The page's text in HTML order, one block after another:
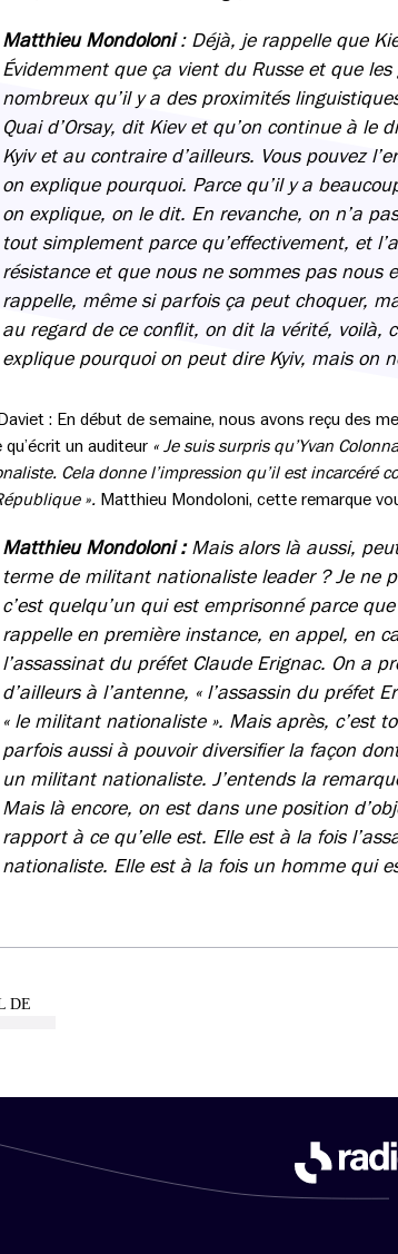
Matthieu Mondoloni: Déjà, je rappelle que
Évidemment que ça vient du Russe et que
nombreux qu’il y a des proximités
Quai d’Orsay, dit Kiev et qu’on continue à le
Kyiv et au contraire d’ailleurs. Vous pouvez
on explique pourquoi. Parce qu’il y a
on explique, on le dit. En revanche, on n’a
tout simplement parce qu’effectivement, et
résistance et que nous ne sommes pas nous
rappelle, même si parfois ça peut choquer,
au regard de ce conflit, on dit la vérité, voilà,
explique pourquoi on peut dire Kyiv, mais on
: En début de semaine, nous avons reçu des
qu’écrit un auditeur « Je suis surpris qu’Yvan
Cela donne l’impression qu’il est incarcéré
». Matthieu Mondoloni, cette remarque
Matthieu Mondoloni : Mais alors là aussi,
terme de militant nationaliste leader ? Je ne
c’est quelqu’un qui est emprisonné parce
rappelle en première instance, en appel, en
l’assassinat du préfet Claude Erignac. On a
d’ailleurs à l’antenne, « l’assassin du préfet
« le militant nationaliste ». Mais après, c’est
parfois aussi à pouvoir diversifier la façon
un militant nationaliste. J’entends la
Mais là encore, on est dans une position
rapport à ce qu’elle est. Elle est à la fois
nationaliste. Elle est à la fois un homme qui
DE